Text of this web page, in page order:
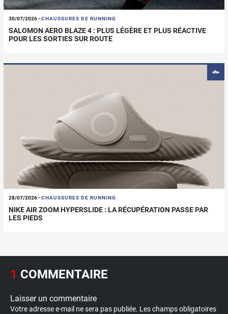
30/07/2026-CHAUSSURES DE RUNNING
SALOMON AERO BLAZE 4 : PLUS LÉGÈRE ET PLUS RÉACTIVE
POUR LES SORTIES SUR ROUTE
28/07/2026-CHAUSSURES DE RUNNING
NIKE AIR ZOOM HYPERSLIDE : LA RÉCUPÉRATION PASSE PAR
LES PIEDS
1 COMMENTAIRE
Laisser un commentaire
Votre adresse e-mail ne sera pas publiée. Les champs obligatoires